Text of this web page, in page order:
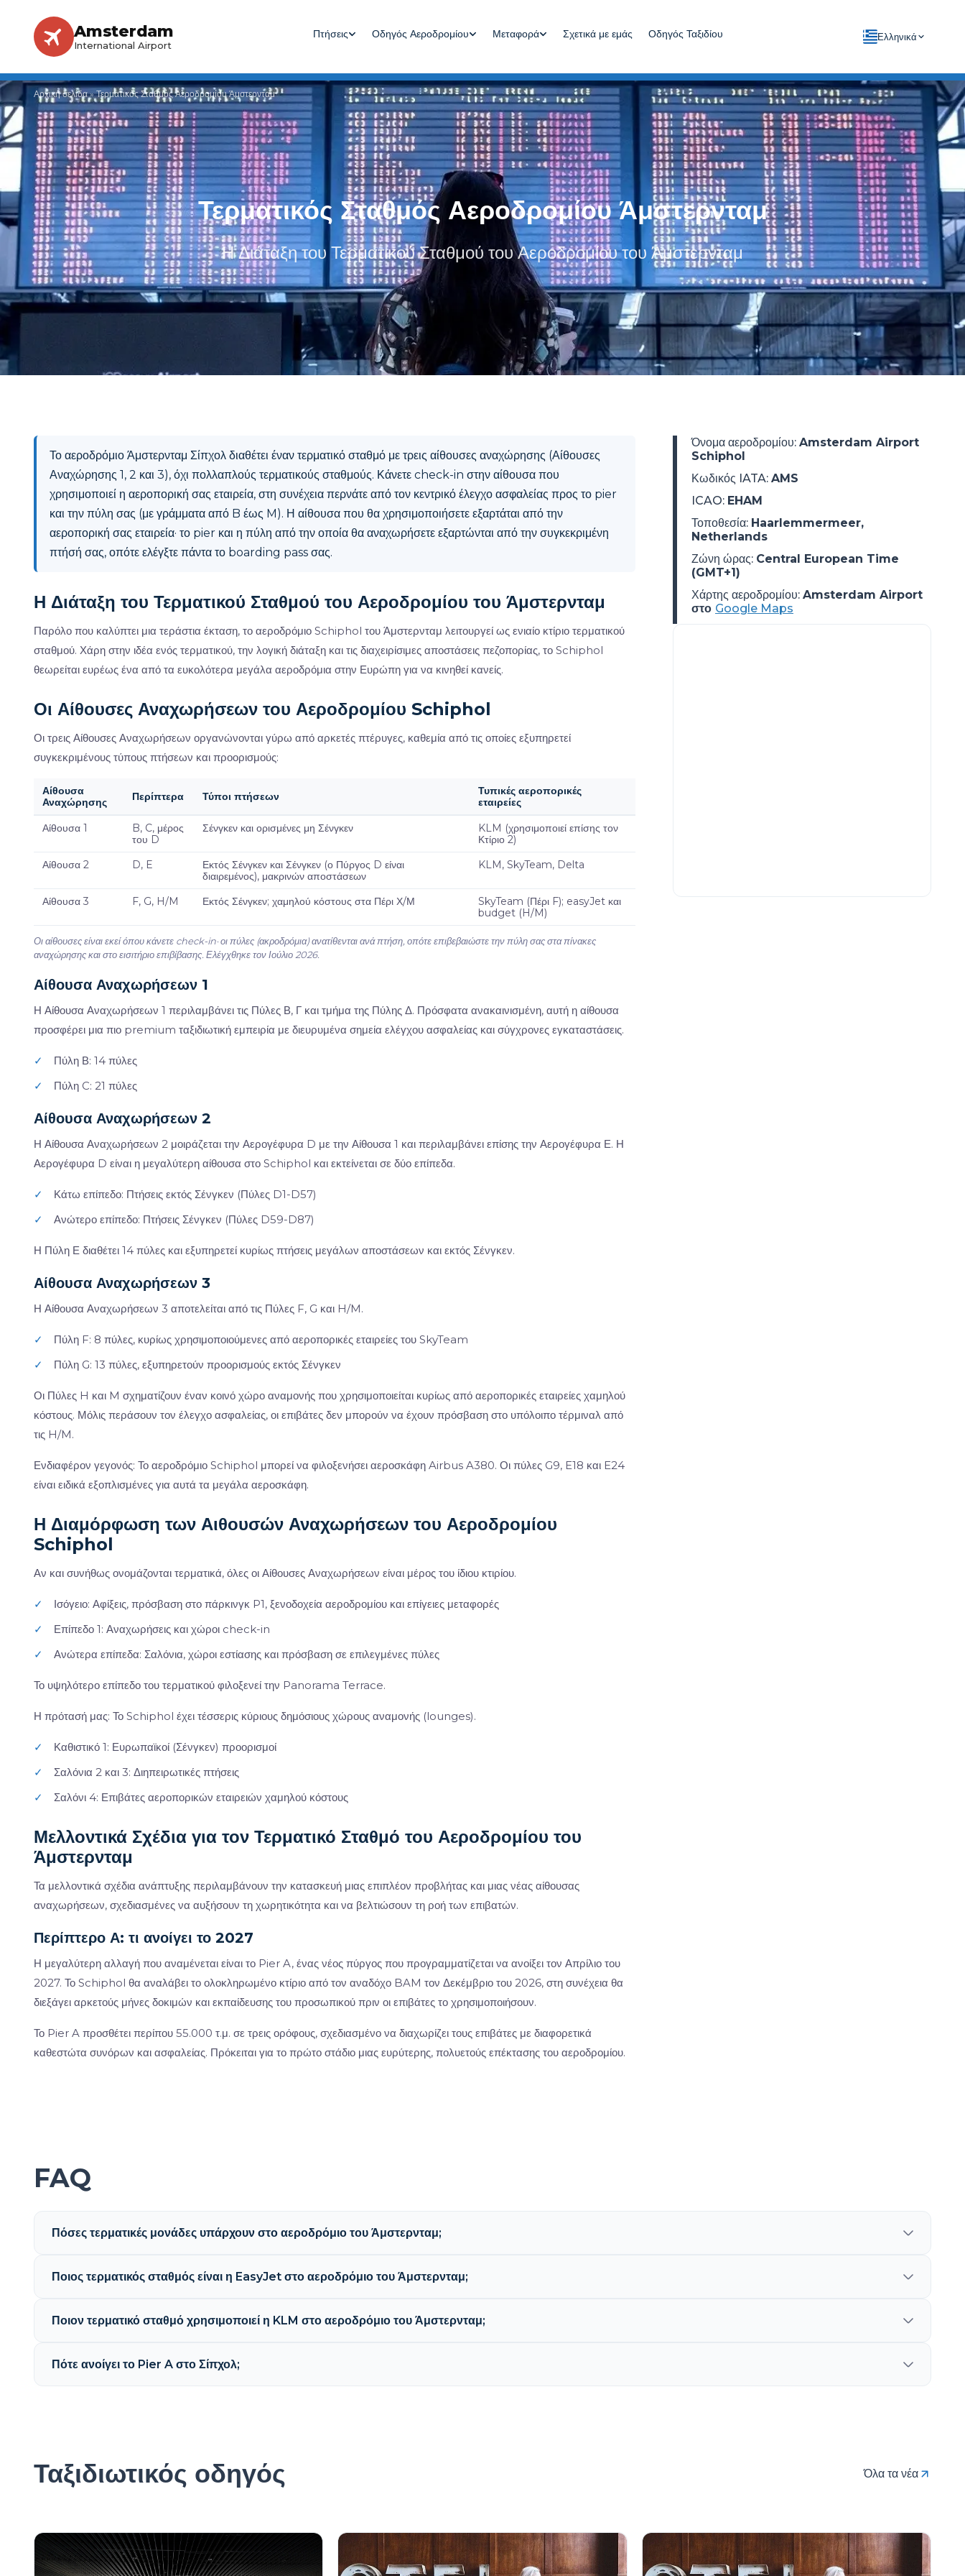
Amsterdam
International Airport
Πτήσεις Οδηγός Αεροδρομίου Μεταφορά Σχετικά με εμάς Οδηγός Ταξιδίου Ελληνικά
Αρχική σελίδα»Τερματικός Σταθμός Αεροδρομίου Άμστερνταμ
Τερματικός Σταθμός Αεροδρομίου Άμστερνταμ
Η Διάταξη του Τερματικού Σταθμού του Αεροδρομίου του Άμστερνταμ
Το αεροδρόμιο Άμστερνταμ Σίπχολ διαθέτει έναν τερματικό σταθμό με τρεις αίθουσες αναχώρησης (Αίθουσες
Αναχώρησης 1, 2 και 3), όχι πολλαπλούς τερματικούς σταθμούς. Κάνετε check-in στην αίθουσα που
χρησιμοποιεί η αεροπορική σας εταιρεία, στη συνέχεια περνάτε από τον κεντρικό έλεγχο ασφαλείας προς το pier
και την πύλη σας (με γράμματα από B έως M). Η αίθουσα που θα χρησιμοποιήσετε εξαρτάται από την
αεροπορική σας εταιρεία· το pier και η πύλη από την οποία θα αναχωρήσετε εξαρτώνται από την συγκεκριμένη
πτήσή σας, οπότε ελέγξτε πάντα το boarding pass σας.
Η Διάταξη του Τερματικού Σταθμού του Αεροδρομίου του Άμστερνταμ
Παρόλο που καλύπτει μια τεράστια έκταση, το αεροδρόμιο Schiphol του Άμστερνταμ λειτουργεί ως ενιαίο κτίριο τερματικού
σταθμού. Χάρη στην ιδέα ενός τερματικού, την λογική διάταξη και τις διαχειρίσιμες αποστάσεις πεζοπορίας, το Schiphol
θεωρείται ευρέως ένα από τα ευκολότερα μεγάλα αεροδρόμια στην Ευρώπη για να κινηθεί κανείς.
Οι Αίθουσες Αναχωρήσεων του Αεροδρομίου Schiphol
Οι τρεις Αίθουσες Αναχωρήσεων οργανώνονται γύρω από αρκετές πτέρυγες, καθεμία από τις οποίες εξυπηρετεί
συγκεκριμένους τύπους πτήσεων και προορισμούς:
Αίθουσα
Αναχώρησης
Περίπτερα Τύποι πτήσεων
Τυπικές αεροπορικές
εταιρείες
Αίθουσα 1
B, C, μέρος
του D
Σένγκεν και ορισμένες μη Σένγκεν
KLM (χρησιμοποιεί επίσης τον
Κτίριο 2)
Αίθουσα 2
D, E
Εκτός Σένγκεν και Σένγκεν (ο Πύργος D είναι
διαιρεμένος), μακρινών αποστάσεων
KLM, SkyTeam, Delta
Αίθουσα 3 F, G, H/M Εκτός Σένγκεν; χαμηλού κόστους στα Πέρι Χ/Μ
SkyTeam (Πέρι F); easyJet και
budget (H/M)
Οι αίθουσες είναι εκεί όπου κάνετε check-in· οι πύλες (ακροδρόμια) ανατίθενται ανά πτήση, οπότε επιβεβαιώστε την πύλη σας στα πίνακες
αναχώρησης και στο εισιτήριο επιβίβασης. Ελέγχθηκε τον Ιούλιο 2026.
Αίθουσα Αναχωρήσεων 1
Η Αίθουσα Αναχωρήσεων 1 περιλαμβάνει τις Πύλες Β, Γ και τμήμα της Πύλης Δ. Πρόσφατα ανακαινισμένη, αυτή η αίθουσα
προσφέρει μια πιο premium ταξιδιωτική εμπειρία με διευρυμένα σημεία ελέγχου ασφαλείας και σύγχρονες εγκαταστάσεις.
✓
Πύλη Β: 14 πύλες
✓
Πύλη C: 21 πύλες
Αίθουσα Αναχωρήσεων 2
Η Αίθουσα Αναχωρήσεων 2 μοιράζεται την Αερογέφυρα D με την Αίθουσα 1 και περιλαμβάνει επίσης την Αερογέφυρα Ε. Η
Αερογέφυρα D είναι η μεγαλύτερη αίθουσα στο Schiphol και εκτείνεται σε δύο επίπεδα.
✓
Κάτω επίπεδο: Πτήσεις εκτός Σένγκεν (Πύλες D1-D57)
✓
Ανώτερο επίπεδο: Πτήσεις Σένγκεν (Πύλες D59-D87)
Η Πύλη Ε διαθέτει 14 πύλες και εξυπηρετεί κυρίως πτήσεις μεγάλων αποστάσεων και εκτός Σένγκεν.
Αίθουσα Αναχωρήσεων 3
Η Αίθουσα Αναχωρήσεων 3 αποτελείται από τις Πύλες F, G και H/M.
✓
Πύλη F: 8 πύλες, κυρίως χρησιμοποιούμενες από αεροπορικές εταιρείες του SkyTeam
✓
Πύλη G: 13 πύλες, εξυπηρετούν προορισμούς εκτός Σένγκεν
Οι Πύλες H και M σχηματίζουν έναν κοινό χώρο αναμονής που χρησιμοποιείται κυρίως από αεροπορικές εταιρείες χαμηλού
κόστους. Μόλις περάσουν τον έλεγχο ασφαλείας, οι επιβάτες δεν μπορούν να έχουν πρόσβαση στο υπόλοιπο τέρμιναλ από
τις H/M.
Ενδιαφέρον γεγονός: Το αεροδρόμιο Schiphol μπορεί να φιλοξενήσει αεροσκάφη Airbus A380. Οι πύλες G9, E18 και E24
είναι ειδικά εξοπλισμένες για αυτά τα μεγάλα αεροσκάφη.
Η Διαμόρφωση των Αιθουσών Αναχωρήσεων του Αεροδρομίου
Schiphol
Αν και συνήθως ονομάζονται τερματικά, όλες οι Αίθουσες Αναχωρήσεων είναι μέρος του ίδιου κτιρίου.
✓
Ισόγειο: Αφίξεις, πρόσβαση στο πάρκινγκ P1, ξενοδοχεία αεροδρομίου και επίγειες μεταφορές
✓
Επίπεδο 1: Αναχωρήσεις και χώροι check-in
✓
Ανώτερα επίπεδα: Σαλόνια, χώροι εστίασης και πρόσβαση σε επιλεγμένες πύλες
Το υψηλότερο επίπεδο του τερματικού φιλοξενεί την Panorama Terrace.
Η πρότασή μας: Το Schiphol έχει τέσσερις κύριους δημόσιους χώρους αναμονής (lounges).
✓
Καθιστικό 1: Ευρωπαϊκοί (Σένγκεν) προορισμοί
✓
Σαλόνια 2 και 3: Διηπειρωτικές πτήσεις
✓
Σαλόνι 4: Επιβάτες αεροπορικών εταιρειών χαμηλού κόστους
Μελλοντικά Σχέδια για τον Τερματικό Σταθμό του Αεροδρομίου του
Άμστερνταμ
Τα μελλοντικά σχέδια ανάπτυξης περιλαμβάνουν την κατασκευή μιας επιπλέον προβλήτας και μιας νέας αίθουσας
αναχωρήσεων, σχεδιασμένες να αυξήσουν τη χωρητικότητα και να βελτιώσουν τη ροή των επιβατών.
Περίπτερο Α: τι ανοίγει το 2027
Η μεγαλύτερη αλλαγή που αναμένεται είναι το Pier A, ένας νέος πύργος που προγραμματίζεται να ανοίξει τον Απρίλιο του
2027. Το Schiphol θα αναλάβει το ολοκληρωμένο κτίριο από τον αναδόχο BAM τον Δεκέμβριο του 2026, στη συνέχεια θα
διεξάγει αρκετούς μήνες δοκιμών και εκπαίδευσης του προσωπικού πριν οι επιβάτες το χρησιμοποιήσουν.
Το Pier A προσθέτει περίπου 55.000 τ.μ. σε τρεις ορόφους, σχεδιασμένο να διαχωρίζει τους επιβάτες με διαφορετικά
καθεστώτα συνόρων και ασφαλείας. Πρόκειται για το πρώτο στάδιο μιας ευρύτερης, πολυετούς επέκτασης του αεροδρομίου.
Όνομα αεροδρομίου: Amsterdam Airport
Schiphol
Κωδικός IATA: AMS
ICAO: EHAM
Τοποθεσία: Haarlemmermeer,
Netherlands
Ζώνη ώρας: Central European Time
(GMT+1)
Χάρτης αεροδρομίου: Amsterdam Airport
στο Google Maps
FAQ
Πόσες τερματικές μονάδες υπάρχουν στο αεροδρόμιο του Άμστερνταμ;
Ποιος τερματικός σταθμός είναι η EasyJet στο αεροδρόμιο του Άμστερνταμ;
Ποιον τερματικό σταθμό χρησιμοποιεί η KLM στο αεροδρόμιο του Άμστερνταμ;
Πότε ανοίγει το Pier A στο Σίπχολ;
Ταξιδιωτικός οδηγός Όλα τα νέα